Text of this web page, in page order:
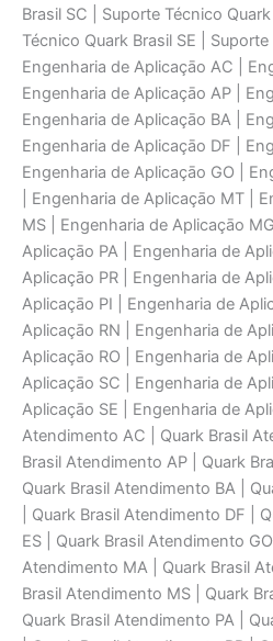
Brasil SC | Suporte Técnico
Técnico Quark Brasil SE | Suporte
Engenharia de Aplicaçāo AC |
Engenharia de Aplicaçāo AP |
Engenharia de Aplicaçāo BA |
Engenharia de Aplicaçāo DF |
Engenharia de Aplicaçāo GO |
| Engenharia de Aplicaçāo MT |
MS | Engenharia de Aplicaçāo
Aplicaçāo PA | Engenharia de
Aplicaçāo PR | Engenharia de
Aplicaçāo PI | Engenharia de
Aplicaçāo RN | Engenharia de
Aplicaçāo RO | Engenharia de
Aplicaçāo SC | Engenharia de
Aplicaçāo SE | Engenharia de
Atendimento AC | Quark Brasil
Brasil Atendimento AP | Quark
Quark Brasil Atendimento BA |
| Quark Brasil Atendimento DF |
ES | Quark Brasil Atendimento
Atendimento MA | Quark Brasil
Brasil Atendimento MS | Quark
Quark Brasil Atendimento PA |